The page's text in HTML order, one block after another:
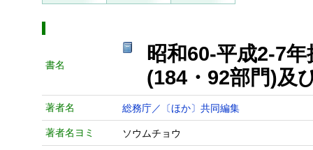
書名
昭和60-平成2-7
(184・92部門)及
著者名 総務庁／〔ほか〕共同編集
著者名ヨミ ソウムチョウ